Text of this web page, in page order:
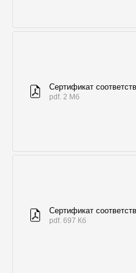
Сертификат
pdf. 2 Мб
Сертификат
pdf. 697 Кб